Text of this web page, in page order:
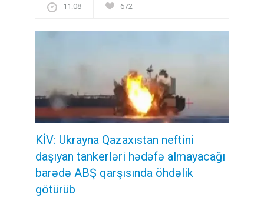
11:08 672
KİV: Ukrayna Qazaxıstan neftini
daşıyan tankerləri hədəfə almayacağı
barədə ABŞ qarşısında öhdəlik
götürüb